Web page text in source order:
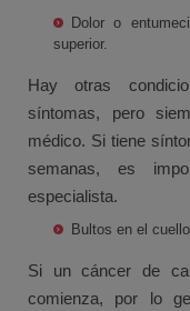
Dolor o
superior.
Hay otras
síntomas, pero
médico. Si tiene
semanas, es
especialista.
Bultos en el cuello
Si un cáncer de
comienza, por lo